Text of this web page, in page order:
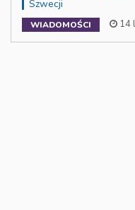
Szwecji
WIADOMOŚCI 14